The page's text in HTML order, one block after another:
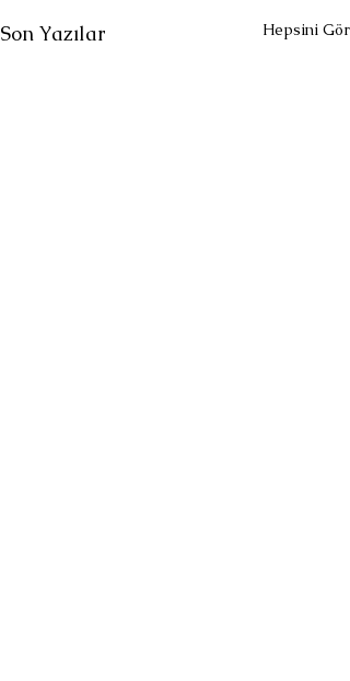
Son Yazılar Hepsini Gör